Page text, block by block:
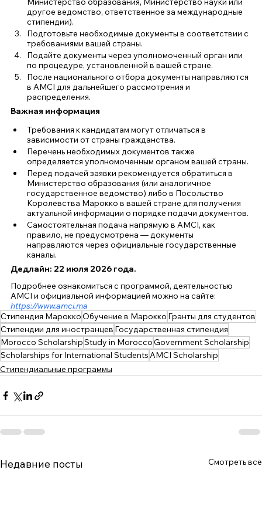
другое ведомство, ответственное за международные
стипендии).
Подготовьте необходимые документы в соответствии с
требованиями вашей страны.
Подайте документы через уполномоченный орган или
по процедуре, установленной в вашей стране.
После национального отбора документы направляются
в AMCI для дальнейшего рассмотрения и
распределения.
Важная информация
Требования к кандидатам могут отличаться в
зависимости от страны гражданства.
Перечень необходимых документов также
определяется уполномоченным органом вашей страны.
Перед подачей заявки рекомендуется обратиться в
Министерство образования (или аналогичное
государственное ведомство) либо в Посольство
Королевства Марокко в вашей стране для получения
актуальной информации о порядке подачи документов.
Самостоятельная подача напрямую в AMCI, как
правило, не предусмотрена — документы
направляются через официальные государственные
каналы.
Дедлайн: 22 июля 2026 года.
Подробнее ознакомиться с программой, деятельностью
AMCI и официальной информацией можно на сайте:
https://www.amci.ma
Стипендия МароккоОбучение в Марокко Гранты для студентов
Стипендии для иностранцев Государственная стипендия
Morocco ScholarshipStudy in MoroccoGovernment Scholarship
Scholarships for International StudentsAMCI Scholarship
Стипендиальные программы
Недавние посты Смотреть все